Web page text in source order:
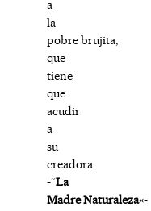
a
la
pobre brujita,
que
tiene
que
acudir
a
su
creadora
-“La
Madre Naturaleza«-